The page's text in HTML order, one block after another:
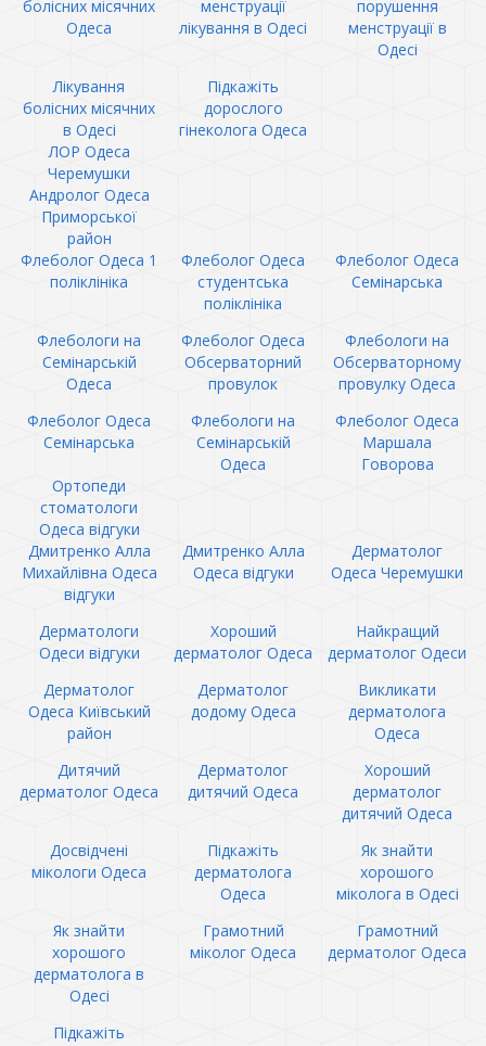
болісних місячних
Одеса
менструації
лікування в Одесі
порушення
менструації в
Одесі
Лікування
болісних місячних
в Одесі
Підкажіть
дорослого
гінеколога Одеса
ЛОР Одеса
Черемушки
Андролог Одеса
Приморської
район
Флеболог Одеса 1
поліклініка
Флеболог Одеса
студентська
поліклініка
Флеболог Одеса
Семінарська
Флебологи на
Семінарській
Одеса
Флеболог Одеса
Обсерваторний
провулок
Флебологи на
Обсерваторному
провулку Одеса
Флеболог Одеса
Семінарська
Флебологи на
Семінарській
Одеса
Флеболог Одеса
Маршала
Говорова
Ортопеди
стоматологи
Одеса відгуки
Дмитренко Алла
Михайлівна Одеса
відгуки
Дмитренко Алла
Одеса відгуки
Дерматолог
Одеса Черемушки
Дерматологи
Одеси відгуки
Хороший
дерматолог Одеса
Найкращий
дерматолог Одеси
Дерматолог
Одеса Київський
район
Дерматолог
додому Одеса
Викликати
дерматолога
Одеса
Дитячий
дерматолог Одеса
Дерматолог
дитячий Одеса
Хороший
дерматолог
дитячий Одеса
Досвідчені
мікологи Одеса
Підкажіть
дерматолога
Одеса
Як знайти
хорошого
міколога в Одесі
Як знайти
хорошого
дерматолога в
Одесі
Грамотний
міколог Одеса
Грамотний
дерматолог Одеса
Підкажіть